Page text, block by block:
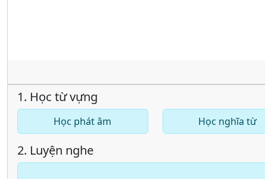
1. Học từ vựng
Học phát âm Học nghĩa từ
2. Luyện nghe